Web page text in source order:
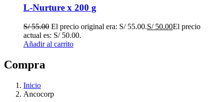
L-Nurture x 200 g
S/55.00 El precio original era: S/ 55.00.S/50.00El precio
actual es: S/ 50.00.
Añadir al carrito
Compra
Inicio
Ancocorp